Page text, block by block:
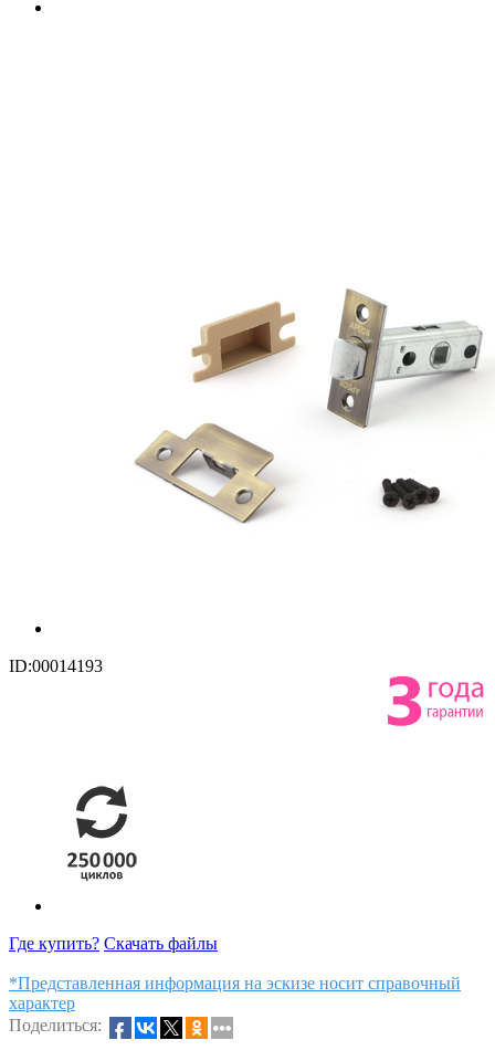
ID:00014193
Где купить? Скачать файлы
*Представленная информация на эскизе носит справочный
характер
Поделиться: